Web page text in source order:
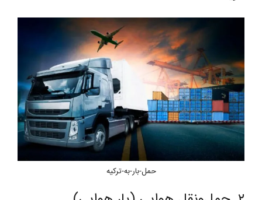
حمل-بار-به-ترکیه